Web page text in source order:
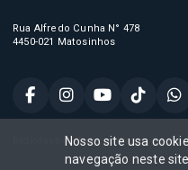
Rua Alfredo Cunha N° 478
4450-021 Matosinhos
Rádio Festival, Todos os direitos
Nosso site usa
navegação neste